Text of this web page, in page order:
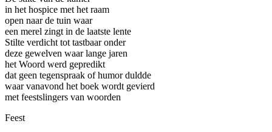
in het hospice met het raam
open naar de tuin waar
een merel zingt in de laatste lente
Stilte verdicht tot tastbaar onder
deze gewelven waar lange jaren
het Woord werd gepredikt
dat geen tegenspraak of humor duldde
waar vanavond het boek wordt gevierd
met feestslingers van woorden
Feest